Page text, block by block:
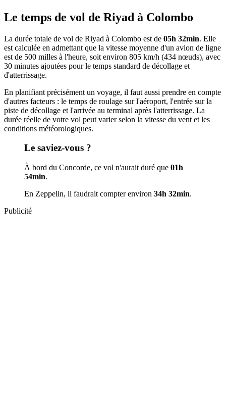
+
Le temps de vol de Riyad à Colombo
La durée totale de vol de Riyad à Colombo est de 05h 32min. Elle
est calculée en admettant que la vitesse moyenne d'un avion de ligne
est de 500 milles à l'heure, soit environ 805 km/h (434 nœuds), avec
30 minutes ajoutées pour le temps standard de décollage et
d'atterrissage.
En planifiant précisément un voyage, il faut aussi prendre en compte
d'autres facteurs : le temps de roulage sur l'aéroport, l'entrée sur la
piste de décollage et l'arrivée au terminal après l'atterrissage. La
durée réelle de votre vol peut varier selon la vitesse du vent et les
conditions météorologiques.
Le saviez-vous ?
À bord du Concorde, ce vol n'aurait duré que 01h
54min.
En Zeppelin, il faudrait compter environ 34h 32min.
Publicité